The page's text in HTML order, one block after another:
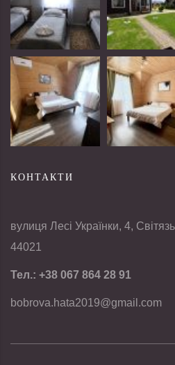
КОНТАКТИ
вулиця Лесі Українки, 4,
44021
Тел.: +38 067 864 28 91
bobrova.hata2019@gmail.com